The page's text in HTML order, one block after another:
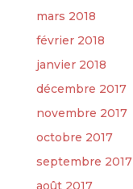
mars 2018
février 2018
janvier 2018
décembre 2017
novembre 2017
octobre 2017
septembre 2017
août 2017